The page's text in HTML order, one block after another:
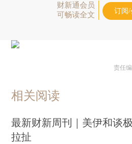
财新通会员
可畅读全文
订阅/
责任
相关阅读
最新财新周刊｜美伊和谈
拉扯